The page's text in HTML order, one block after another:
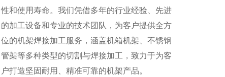
性和使用寿命。我们凭借多年的行业经验、先进
的加工设备和专业的技术团队，为客户提供全方
位的机架焊接加工服务，涵盖机箱机架、不锈钢
管架等多种类型的切割与焊接加工，致力于为客
户打造坚固耐用、精准可靠的机架产品。